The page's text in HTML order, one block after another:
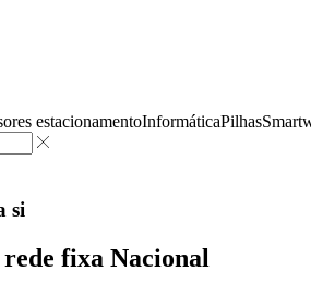
estacionamentoInformáticaPilhas
si
fixa Nacional